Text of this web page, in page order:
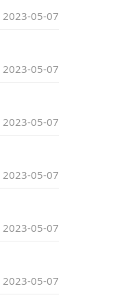
2023-05-07
2023-05-07
2023-05-07
2023-05-07
2023-05-07
2023-05-07